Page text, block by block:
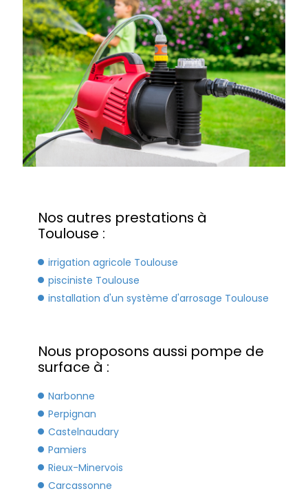
Nos autres prestations à
Toulouse :
irrigation agricole Toulouse
pisciniste Toulouse
installation d'un système d'arrosage Toulouse
Nous proposons aussi pompe de
surface à :
Narbonne
Perpignan
Castelnaudary
Pamiers
Rieux-Minervois
Carcassonne